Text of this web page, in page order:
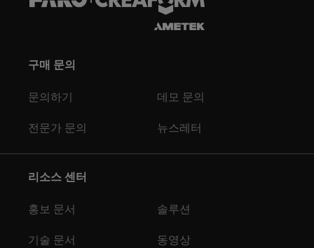
구매 문의
문의하기 데모 문의
전문가 문의 뉴스레터
리소스 센터
홍보 문서 솔루션
기술 문서 동영상